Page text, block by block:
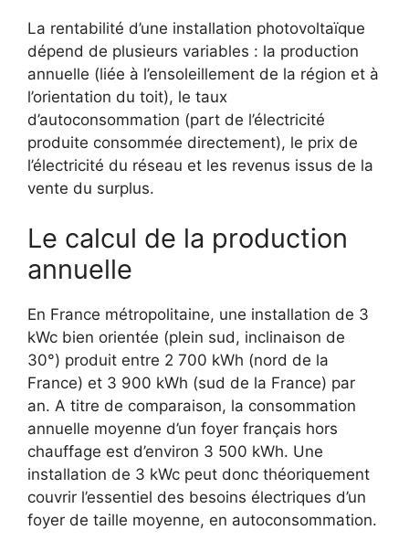
La rentabilité d’une installation photovoltaïque
dépend de plusieurs variables : la production
annuelle (liée à l’ensoleillement de la région et à
l’orientation du toit), le taux
d’autoconsommation (part de l’électricité
produite consommée directement), le prix de
l’électricité du réseau et les revenus issus de la
vente du surplus.
Le calcul de la production
annuelle
En France métropolitaine, une installation de 3
kWc bien orientée (plein sud, inclinaison de
30°) produit entre 2 700 kWh (nord de la
France) et 3 900 kWh (sud de la France) par
an. A titre de comparaison, la consommation
annuelle moyenne d’un foyer français hors
chauffage est d’environ 3 500 kWh. Une
installation de 3 kWc peut donc théoriquement
couvrir l’essentiel des besoins électriques d’un
foyer de taille moyenne, en autoconsommation.